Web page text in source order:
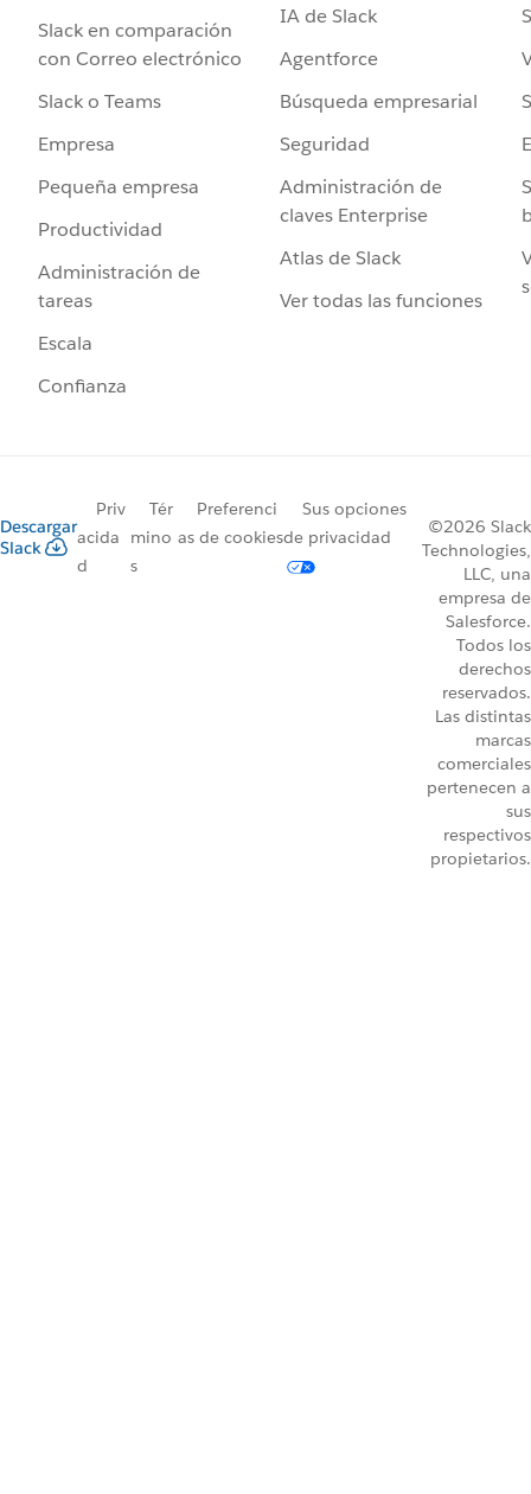
Slack en comparación
con Correo electrónico
Slack o Teams
Empresa
Pequeña empresa
Productividad
Administración de
tareas
Escala
Confianza
IA de Slack
Agentforce
Búsqueda empresarial
Seguridad
Administración de
claves Enterprise
Atlas de Slack
Ver todas las funciones
Descargar
Slack
Priv
acida
d
Tér
mino
s
Preferenci
as de cookies
Sus opciones
de privacidad
©2026 Slack
Technologies,
LLC, una
empresa de
Salesforce.
Todos los
derechos
reservados.
Las distintas
marcas
comerciales
pertenecen a
sus
respectivos
propietarios.